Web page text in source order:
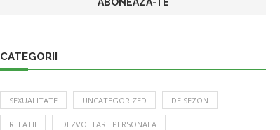
CATEGORII
SEXUALITATE UNCATEGORIZED DE SEZON
RELATII DEZVOLTARE PERSONALA